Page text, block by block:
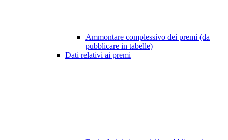
Ammontare complessivo dei premi (da
pubblicare in tabelle)
Dati relativi ai premi